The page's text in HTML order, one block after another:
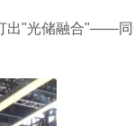
出"光储融合"——